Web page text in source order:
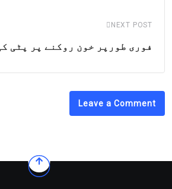
NEXT POST
فوری طورپر خون روکنے پر پٹی
Leave a Comment